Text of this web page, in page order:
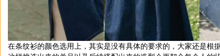
在条纹衫的颜色选用上，其实是没有具体的要求的，大家还是根